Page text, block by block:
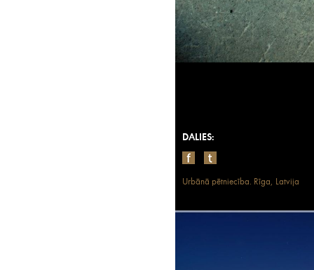
DALIES:
Urbānā pētniecība. Rīga, Latvija